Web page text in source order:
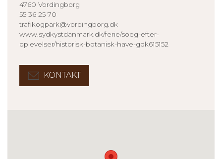
4760 Vordingborg
55 36 25 70
trafikogpark@vordingborg.dk
www.sydkystdanmark.dk/ferie/soeg-efter-
oplevelser/historisk-botanisk-have-gdk615152
KONTAKT